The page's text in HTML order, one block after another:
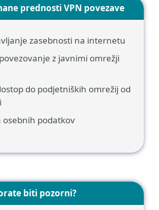
prednosti VPN povezave
zasebnosti na internetu
z javnimi omrežji
do podjetniških omrežij od
osebnih podatkov
biti pozorni?